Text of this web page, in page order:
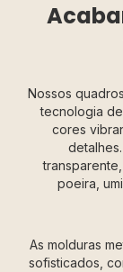
Nossos
tecnologia
cores
poeira,
As molduras
sofisticados,